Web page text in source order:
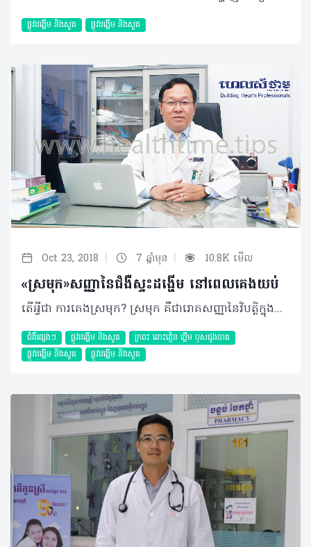
ផ្លូវដង្ហើម និងសួត ផ្លូវដង្ហើម និងសួត
Oct 23, 2018 | 7 ឆ្នាំមុន | 10.8K មើល
«ស្រមុក»សញ្ញានៃជំងឺស្ទះដង្ហើម នៅពេលគេងយប់
តើអ្វីជា ការគេងស្រមុក? ស្រមុក គឺជារោគសញ្ញានៃវិបត្តិក្នុងការដកដង្ហើម មានន័យថាវាជាសញ្ញាមួយនៃជំងឺដែលឆ្លុះបញ្ចាំងពីការដកដង្ហើមចូលសួតមានការរំខានដោយការត្បៀតនៃផ្លូវដង្ហើម។​ ការត្បៀតនេះអាចមាននៅក្នុងច្រមុះ ឬ​បំពង់ក ដោយសារមានការរីកសាច់ ឬមានដុះសាច់ច្រមុះ បំពង់ក ឬការមិនផ្តល់សញ្ញាពីខួរក្បាល ដែលធ្វើឲ្យខ្យល់អុកស៊ីសែនចូលក្នុងសួតមិនបានគ្រប់គ្រាន់និងខ្យល់ដែលឆ្លងកាត់ផ្លូវតូចចង្អៀត បង្កជាការលាន់ស្រមុក។ សញ្ញានៃការស្រមុកនេះ អាចឈានដល់ជំងឺមួយហៅថា ស្ទះដង្ហើម​នៅពេលគេងយប់ ឬObstructive Sleep Apnea។ តាមការសិក្សាមួយចំនួនបាន រកឃើញថា ស្រមុកអាចជារោគសញ្ញា ដែលមានលក្ខណៈតពូជ ដែលវាអាចឆ្លងពីជំនាន់ មួយទៅជំនាន់មួយទៀត តាមរយៈហ្សែន រួមជាមួយកត្តាខាងក្រៅដូចជា ចំណីអាហារ បរិស្ថាន ពិសេសរូបរាង។ មូលហេតុ កត្តាដែលបង្កឲ្យមានការគេងស្រមុកមានច្រើន រួមមាន៖ • ទម្រង់រូបរាងមាត់ ៖ ទម្រង់មាត់ខុសពីធម្មតាដូចជាចង្កាខើចខ្លី ឬករួញ ឬអ្នកធាត់អាចធ្វើឲ្យសាច់នៅក្នុងបំពង់ក ឬមាត់មានការរីកធំ ហើយនៅពេលគេង ធ្វើឲ្យសាច់នោះទៅបិទនៅផ្លូវដង្ហើមបង្កឲ្យរន្ធនៅផ្លូវដង្ហើមស្ទះបណ្តាលឲ្យគេងស្រមុក។ • អ្នកទទួលទានស្រាច្រើន ៖ កាលណាផឹកនូវជាតិអាល់កុល ឬស្រាច្រើន បង្កឲ្យសាច់ដុំនៅត្រង់ បំពង់ក និងមាត់ទន់ ជាហេតុនាំឲ្យសាច់នោះអាចទៅបិទផ្លូវដង្ហើម។ • បញ្ហាច្រមុះមាត់ ៖ ករណីមានដុះសាច់ច្រមុះ ឬបំពង់ក កាលណាវាវិវឌ្ឍកាន់តែធំទៅៗ វានឹង សង្កត់រន្ធច្រមុះ ធ្វើឲ្យពិបាកក្នុងការដកដង្ហើម ហើយបង្កឲ្យមានសំឡេងស្រមុកឡើង។ • គេងមិនបានគ្រប់គ្រាន់ ៖ កាលណាគេងមិនបានគ្រប់គ្រាន់ធ្វើឲ្យសាច់ដែលស្ថិតនៅត្រង់បំពង់កមានលក្ខណៈទន់ ឬយឺត និងបង្កការរំខានដល់ផ្លូវដង្ហើម។ • ទម្រង់នៃការគេង ៖ ចំពោះអ្នកធាត់ កាលណាគេងផ្ងារធ្វើឲ្យសាច់ធ្លាក់ទៅបិទផ្លូវដង្ហើម បង្កជាសំឡេងស្រមុក។ ការធ្វើរោគវិនិច្ឆ័យ • ការសាកសួរប្រវត្តិអ្នកជំងឺ មើលលើទម្រង់រូបរាង ជំងឺប្រចាំកាយ ដូចជា ទឹកនោមផ្អែម ខ្សោយបេះដូង វិបត្តិចង្វាក់បេះដូង លើសសម្ពាធឈាម។ • ការធ្វើតេស្តភាពរងៀម ឬចេះតែងងុយគេង ពេលថ្ងៃ ឆាប់មួម៉ៅ ខឹង ថប់ទ្រូង ឈឺក្បាល ពេលព្រឹក បត់ជើងតូចច្រើនពេលយប់ គេងមិន ស្កប់ស្កល់ និងឡើងទម្ងន់។ • ការធ្វើតេស្តម៉្យាងហៅថា Polygraphy៖ ឃើញ Apnea Hypopnea Index (AHI)> ៥ដងក្នុងមួយម៉ោង នោះរោគវិនិច្ឆ័យជាជំងឺស្ទះដង្ហើមនៅពេលគេង។ ការព្យាបាល ជាទូទៅ ការព្យាបាលបញ្ហាស្រមុកដែលបង្កឲ្យមានការស្ទះដង្ហើមនៅពេលគេងយប់ អាស្រ័យទៅតាមប្រភេទនៃការស្ទះ រួមមាន៖ • Central Sleep Apnea ៖ ជាការស្ទះដង្ហើម​នៅពេលគេងមានមណ្ឌលនៅខួរក្បាល មានន័យ​ថាការបញ្ជារបស់ខួរក្បាលលើផ្លូវដង្ហើមលែង​ដំណើរការជាហេតុនាំឲ្យចង្វាក់នៃការដកដង្ហើមត្រូវបានបាត់។ • Obstructive Sleep Apnea ៖ ជាការ ស្ទះនៅបំពង់ក ដែលវាអាចមានមូលហេតុច្រើន ដូចបានរៀបរាប់ខាងលើ។ ដូចនេះ ប្រសិនបើស្ទះផ្លូវដង្ហើមនៅបំពង់ក ដោយមានសាច់ដុះ គ្រូពេទ្យនឹងអាចណែនាំឲ្យធ្វើការ កាត់សាច់នោះចេញ ឬធ្វើការពិចារណាលើការ ប្រើប្រាស់ម៉ាស៊ីនហៅថា CPAP ពាក់នៅពេល គេងយប់ និងវះកាត់ប្តូរទម្រង់ ប្រសិនបើអ្នកជំងឺមានសញ្ញាស្រមុកបង្កឲ្យស្ទះដង្ហើមដោយសារចង្កាខើចខ្លីជាដើម។ ផលវិបាក គួរបញ្ជាក់ថា អ្នកជំងឺនឹងអាចមានគ្រោះថ្នាក់ដល់អាយុជីវិតដោយសារវិបត្តិចង្វាក់បេះដូង ខូចសាច់ដុំបេះដូង និងការដាច់សរសៃឈាមខួរក្បាល (Stroke) បើអាការៈស្រមុករបស់គាត់មានការស្ទះដង្ហើមនៅពេលគេងយប់ ហើយមិនបានទទួលការព្យាបាលជាមួយវេជ្ជបណ្ឌិតឯកទេសឲ្យបានទាន់ពេលវេលា។ ក្រៅពីនេះ ការស្ទះដង្ហើមនៅពេលគេងយប់ អាចប៉ះពាលសកម្មភាពប្រចាំថ្ងៃ ដូចជា៖ • គ្រោះថ្នាក់ចរាចរណ៍ • កាន់តែលើសទម្ងន់ • ប្រឈមការកើតជំងឺទឹកនោមផ្អែម ឬបន្ថយប្រសិទ្ធភាពព្យាបាល បើគាត់មានជំងឺទឹកនោមផ្អែមស្រាប់ • ងាយប្រឈមនឹងការឡើងសម្ពាធឈាម​ ឬបន្ថយប្រសិទ្ធភាពព្យាបាលបើគាត់មានជំងឺលើសឈាម • មានវិបត្តិផ្លូវចិត្ត បាក់ទឹកចិត្ត • ឡើងខ្លាញ់ និងវិបត្តិមេតាបូលិក ជាដើម។ ការការពារ • កាត់បន្ថយការទទួលទានគ្រឿងស្រវឹង • ចៀសវាងការប្រើប្រាស់ថ្នាំងងុយគេងច្រើន • ប្តូររបៀបរបបក្នុងការរស់នៅ ដើម្បីបន្ថយទម្ងន់ • ប្រើប្រាស់ឧបករណ៍ជំនួយនៅពេលគេង (CPAP) • ធ្វើការវះកាត់សាច់ដែលសល់នៅក្នុងមាត់។ ស្រមុក ជាសញ្ញាអាសន្នដែលអាចវិវឌ្ឍទៅរកការមានជំងឺស្ទះដង្ហើមនៅពេលគេងយប់ និងជាមូលហេតុនៃជំងឺធ្ងន់ធ្ងរជាច្រើនដែលគ្រប់គ្នាត្រូវប្រុងប្រយ័ត្ន។ ដូច្នេះ ប្រសិនមានសញ្ញាសង្ស័យគួរធ្វើការណាត់ជួបគ្រូពេទ្យ ដើម្បីធ្វើតេស្តស្រមុក រកបញ្ហានៃការស្ទះដង្ហើមពេលគេងយប់ និងធ្វើការព្យាបាលឲ្យបានទាន់ពេលវេលា។ បកស្រាយដោយ​ ៖ សាស្ត្រាចារ្យ មហាបរិញ្ញា វ៉ាន់ មិច ឯកទេសវេជ្ជសាស្ត្រទូទៅ និងជំងឺសួត នៃមន្ទីរពេទ្យមិត្តភាពខ្មែរ-សូវៀត និងជាប្រធានសមាគមគ្រូពេទ្យសួត កម្ពុជា ©2018 រក្សាសិទ្ធិគ្រប់យ៉ាង​ដោយ Healthtime Corporation ចំពោះគ្រប់អត្ថបទដោយគ្មានផ្នែកណាមួយត្រូវបោះពុម្ពផ្សាយចូលប្រព័ន្ធអ៊ីនធឺណែត ឧបករណ៍អេឡិចត្រូនិក អាត់ជាសំឡេង ឬថតចំលងគ្រប់រូបភាពដោយគ្មានការអនុញ្ញាតឡើយ
ជំងឺផ្សេងៗ ផ្លូវដង្ហើម និងសួត
ក្រពះ​ ពោះវៀន​ ថ្លើម ឫសដូងបាត
ផ្លូវដង្ហើម និងសួត
ផ្លូវដង្ហើម និងសួត